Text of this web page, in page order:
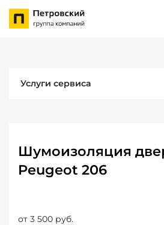
Услуги сервиса
Шумоизоляция
Peugeot 206
от 3 500 руб.